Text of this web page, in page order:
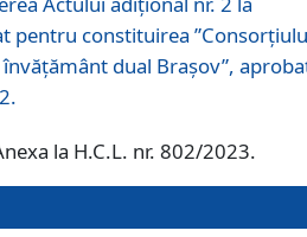
pentru constituirea
dual Brașov”,
la H.C.L. nr. 802/2023.